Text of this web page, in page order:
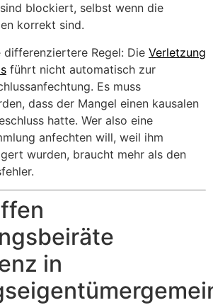
blockiert, selbst wenn die
korrekt sind.
differenziertere Regel: Die Verletzung
führt nicht automatisch zur
Es muss
dass der Mangel einen kausalen
hatte. Wer also eine
anfechten will, weil ihm
wurden, braucht mehr als den
in